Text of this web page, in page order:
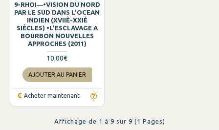
9-RHOI―•VISION DU NORD
PAR LE SUD DANS L'OCEAN
INDIEN (XVIIÈ-XXIÈ
SIÈCLES) •L'ESCLAVAGE A
BOURBON NOUVELLES
APPROCHES (2011)
10.00€
AJOUTER AU PANIER
Acheter maintenant
Affichage de 1 à 9 sur 9 (1 Pages)